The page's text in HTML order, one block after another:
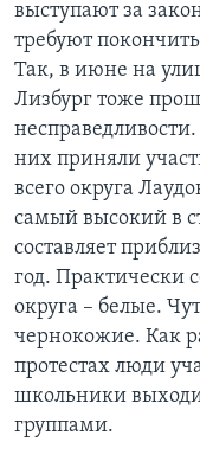
выступают за
требуют
Так, в июне на
Лизбург тоже
них приняли
всего округа
самый высокий в
составляет
год. Практически
округа – белые.
чернокожие. Как
протестах люди
школьники
группами.